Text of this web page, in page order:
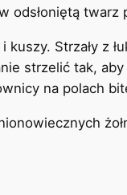
twarz
kuszy. Strzały
strzelić tak,
na polach